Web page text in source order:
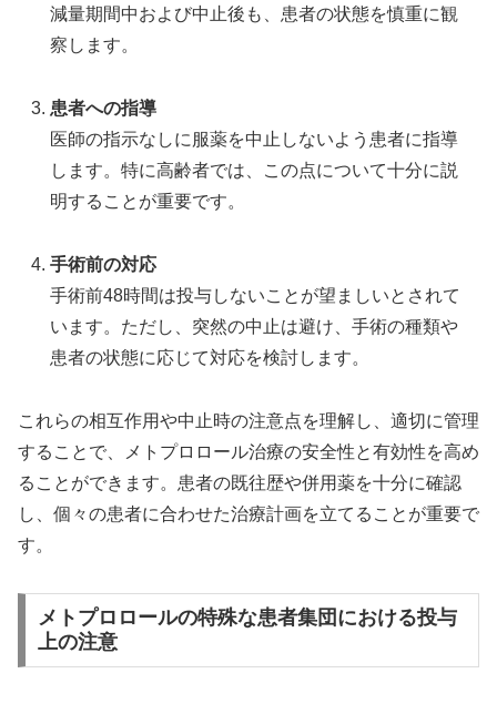
減量期間中および中止後も、患者の状態を慎重に観
察します。
患者への指導
医師の指示なしに服薬を中止しないよう患者に指導
します。特に高齢者では、この点について十分に説
明することが重要です。
手術前の対応
手術前48時間は投与しないことが望ましいとされて
います。ただし、突然の中止は避け、手術の種類や
患者の状態に応じて対応を検討します。
これらの相互作用や中止時の注意点を理解し、適切に管理
することで、メトプロロール治療の安全性と有効性を高め
ることができます。患者の既往歴や併用薬を十分に確認
し、個々の患者に合わせた治療計画を立てることが重要で
す。
メトプロロールの特殊な患者集団における投与
上の注意